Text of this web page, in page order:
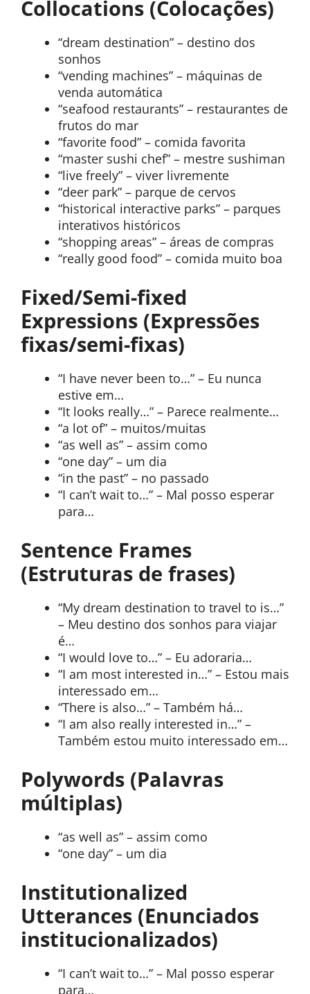
Collocations (Colocações)
“dream destination” – destino dos
sonhos
“vending machines” – máquinas de
venda automática
“seafood restaurants” – restaurantes de
frutos do mar
“favorite food” – comida favorita
“master sushi chef” – mestre sushiman
“live freely” – viver livremente
“deer park” – parque de cervos
“historical interactive parks” – parques
interativos históricos
“shopping areas” – áreas de compras
“really good food” – comida muito boa
Fixed/Semi-fixed
Expressions (Expressões
fixas/semi-fixas)
“I have never been to…” – Eu nunca
estive em…
“It looks really…” – Parece realmente…
“a lot of” – muitos/muitas
“as well as” – assim como
“one day” – um dia
“in the past” – no passado
“I can’t wait to…” – Mal posso esperar
para…
Sentence Frames
(Estruturas de frases)
“My dream destination to travel to is…”
– Meu destino dos sonhos para viajar
é…
“I would love to…” – Eu adoraria…
“I am most interested in…” – Estou mais
interessado em…
“There is also…” – Também há…
“I am also really interested in…” –
Também estou muito interessado em…
Polywords (Palavras
múltiplas)
“as well as” – assim como
“one day” – um dia
Institutionalized
Utterances (Enunciados
institucionalizados)
“I can’t wait to…” – Mal posso esperar
para…